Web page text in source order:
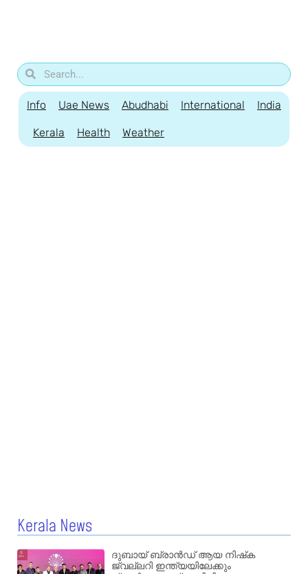
Info Uae News Abudhabi International India
Kerala Health Weather
Kerala News
ദുബായ് ബ്രാൻഡ് ആയ നിഷ്‌ക
ജ്വല്ലറി ഇന്ത്യയിലേക്കും